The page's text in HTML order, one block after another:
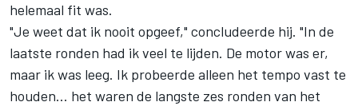
helemaal fit was.
"Je weet dat ik nooit opgeef," concludeerde hij. "In de
laatste ronden had ik veel te lijden. De motor was er,
maar ik was leeg. Ik probeerde alleen het tempo vast te
houden... het waren de langste zes ronden van het